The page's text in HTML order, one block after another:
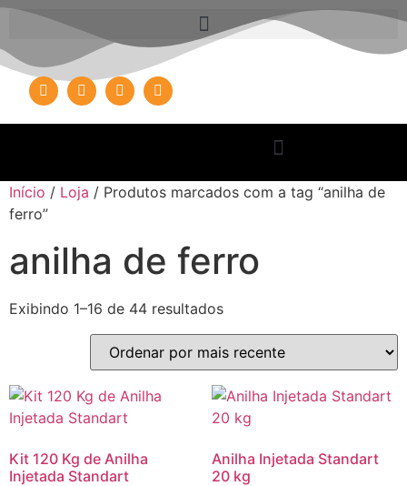
Início / Loja / Produtos marcados com a tag “anilha de
ferro”
anilha de ferro
Exibindo 1–16 de 44 resultados
Kit 120 Kg de Anilha
Injetada Standart
Anilha Injetada Standart
20 kg